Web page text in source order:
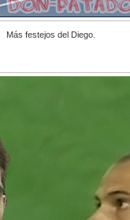
Más festejos del Diego.